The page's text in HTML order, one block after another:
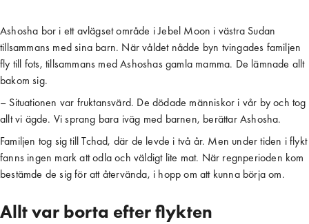
Ashosha bor i ett avlägset område i Jebel Moon i västra Sudan
tillsammans med sina barn. När våldet nådde byn tvingades familjen
fly till fots, tillsammans med Ashoshas gamla mamma. De lämnade allt
bakom sig.
– Situationen var fruktansvärd. De dödade människor i vår by och tog
allt vi ägde. Vi sprang bara iväg med barnen, berättar Ashosha.
Familjen tog sig till Tchad, där de levde i två år. Men under tiden i flykt
fanns ingen mark att odla och väldigt lite mat. När regnperioden kom
bestämde de sig för att återvända, i hopp om att kunna börja om.
Allt var borta efter flykten